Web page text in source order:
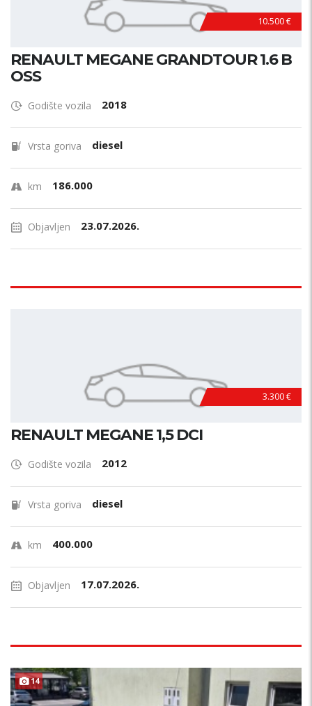
10.500 €
RENAULT MEGANE GRANDTOUR 1.6 B
OSS
Godište vozila 2018
Vrsta goriva diesel
km 186.000
Objavljen 23.07.2026.
3.300 €
RENAULT MEGANE 1,5 DCI
Godište vozila 2012
Vrsta goriva diesel
km 400.000
Objavljen 17.07.2026.
14